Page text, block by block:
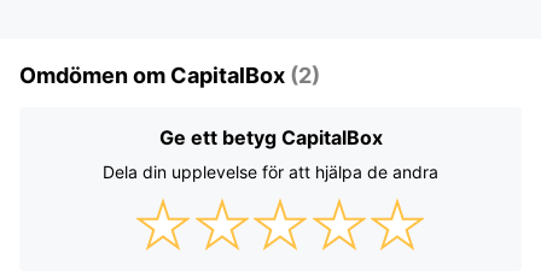
Omdömen om CapitalBox (2)
Ge ett betyg CapitalBox
Dela din upplevelse för att hjälpa de andra